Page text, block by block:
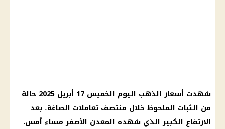
شهدت أسعار الذهب اليوم الخميس 17 أبريل 2025 حالة
من الثبات الملحوظ خلال منتصف تعاملات الصاغة، بعد
الارتفاع الكبير الذي شهده المعدن الأصفر مساء أمس.